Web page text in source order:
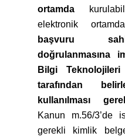
ortamda
elektronik
başvuru
doğrulanmasına
Bilgi
tarafından
kullanılması
Kanun m.56/3’de
gerekli kimlik